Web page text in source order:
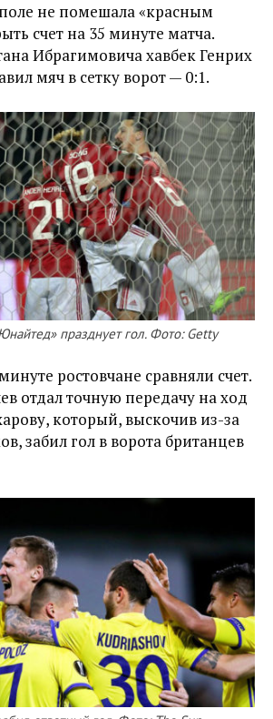
не помешала «красным
счет на 35 минуте матча.
Ибрагимовича хавбек Генрих
мяч в сетку ворот — 0:1.
празднует гол. Фото: Getty
ростовчане сравняли счет.
отдал точную передачу на ход
который, выскочив из-за
забил гол в ворота британцев